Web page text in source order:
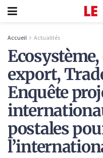
Accueil Actualités
export,
Enquête
postales